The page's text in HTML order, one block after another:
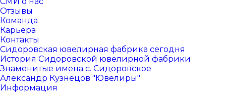
Отзывы
Команда
Карьера
Контакты
Сидоровская ювелирная фабрика сегодня
История Сидоровской ювелирной фабрики
Знаменитые имена с. Сидоровское
Александр Кузнецов "Ювелиры"
Информация